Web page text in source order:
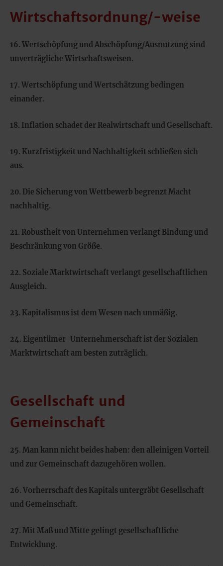
Wirtschaftsordnung/-weise
16. Wertschöpfung und Abschöpfung/Ausnutzung sind
unverträgliche Wirtschaftsweisen.
17. Wertschöpfung und Wertschätzung bedingen
einander.
18. Inflation schadet der Realwirtschaft und Gesellschaft.
19. Kurzfristigkeit und Nachhaltigkeit schließen sich
aus.
20. Die Sicherung von Wettbewerb begrenzt Macht
nachhaltig.
21. Robustheit von Unternehmen verlangt Bindung und
Beschränkung von Größe.
22. Soziale Marktwirtschaft verlangt gesellschaftlichen
Ausgleich.
23. Kapitalismus ist dem Wesen nach unmäßig.
24. Eigentümer-Unternehmerschaft ist der Sozialen
Marktwirtschaft am besten zuträglich.
Gesellschaft und
Gemeinschaft
25. Man kann nicht beides haben: den alleinigen Vorteil
und zur Gemeinschaft dazugehören wollen.
26. Vorherrschaft des Kapitals untergräbt Gesellschaft
und Gemeinschaft.
27. Mit Maß und Mitte gelingt gesellschaftliche
Entwicklung.